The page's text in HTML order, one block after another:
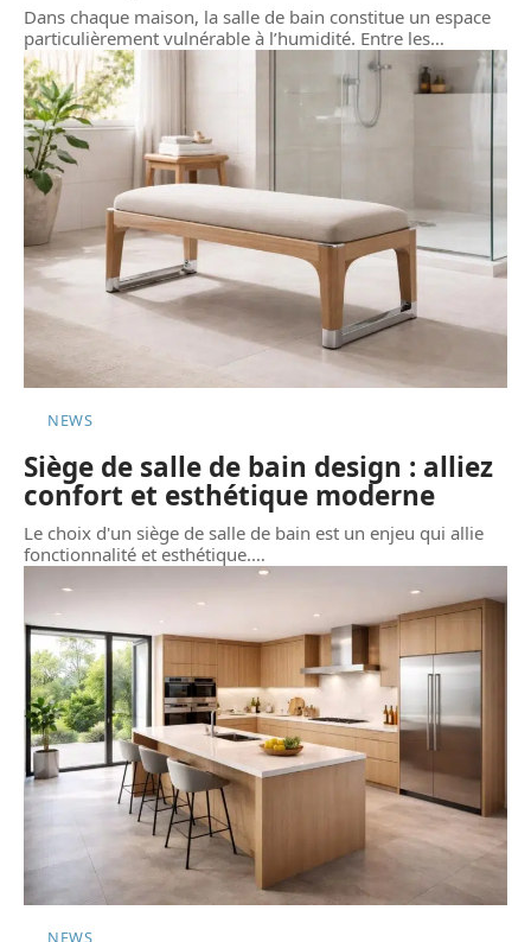
Dans chaque maison, la salle de bain constitue un espace
particulièrement vulnérable à l’humidité. Entre les…
NEWS
Siège de salle de bain design : alliez
confort et esthétique moderne
Le choix d'un siège de salle de bain est un enjeu qui allie
fonctionnalité et esthétique.…
NEWS